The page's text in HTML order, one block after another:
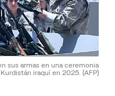
sus armas en una ceremonia
iraquí en 2025. (AFP)